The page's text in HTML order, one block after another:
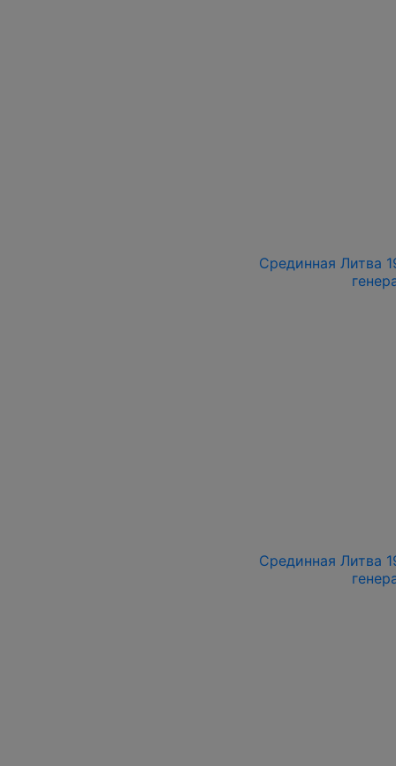
Срединная Литва
Срединная Литва